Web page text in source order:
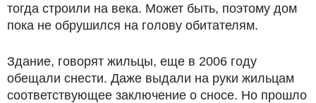
тогда строили на века. Может быть, поэтому дом
пока не обрушился на голову обитателям.
Здание, говорят жильцы, еще в 2006 году
обещали снести. Даже выдали на руки жильцам
соответствующее заключение о сносе. Но прошло